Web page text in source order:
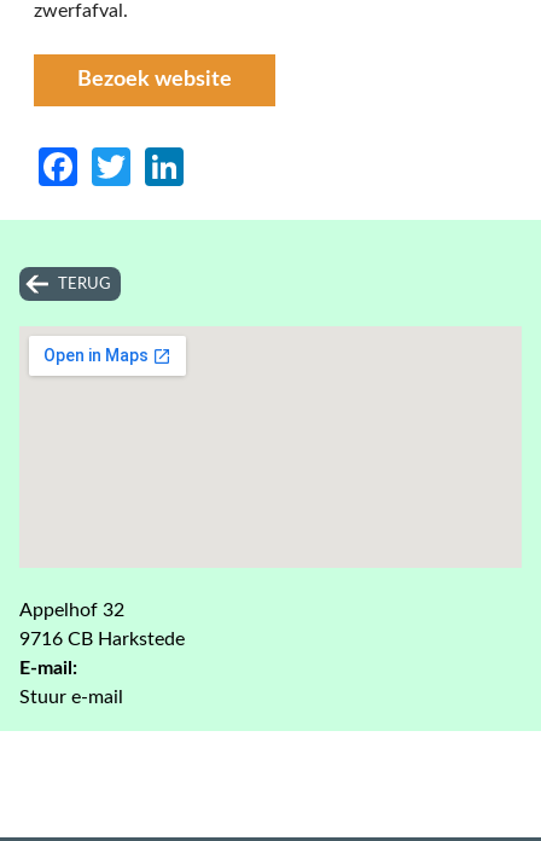
TERUG
Appelhof 32
9716 CB Harkstede
E-mail:
Stuur e-mail
zwerfafval.
Bezoek website
Facebook
Twitter